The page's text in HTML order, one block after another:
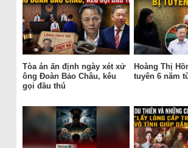
Tòa án ấn định ngày xét xử
ông Đoàn Bảo Châu, kêu
gọi đầu thú
Hoàng Thị
tuyên 6 năm